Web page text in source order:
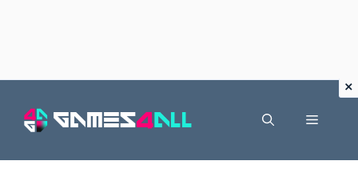
Menu